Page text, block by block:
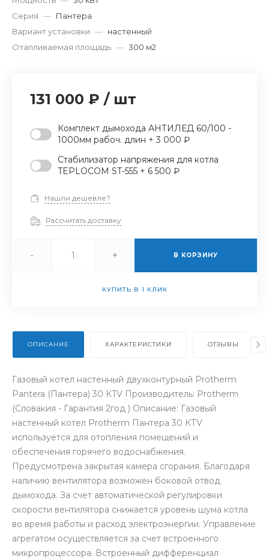
Серия — Пантера
Вариант установки — настенный
Отапливаемая площадь — 300 м2
131 000 ₽ / шт
Комплект дымохода АНТИЛЕД 60/100 -
1000мм рабоч. длин + 3 000 ₽
Стабилизатор напряжения для котла
TEPLOCOM ST-555 + 6 500 ₽
Нашли дешевле?
Рассчитать доставку
- + В КОРЗИНУ
КУПИТЬ В 1 КЛИК
ОПИСАНИЕ ХАРАКТЕРИСТИКИ ОТЗЫВЫ
Газовый котел настенный двухконтурный Protherm
Pantera (Пантера) 30 КTV Производитель: Protherm
(Словакия - Гарантия 2год ) Описание: Газовый
настенный котел Protherm Пантера 30 КТV
используется для отопления помещений и
обеспечения горячего водоснабжения.
Предусмотрена закрытая камера сгорания. Благодаря
наличию вентилятора возможен боковой отвод
дымохода. За счет автоматической регулировки
скорости вентилятора снижается уровень шума котла
во время работы и расход электроэнергии. Управление
агрегатом осуществляется за счет встроенного
микропроцессора. Встроенный дифференциал